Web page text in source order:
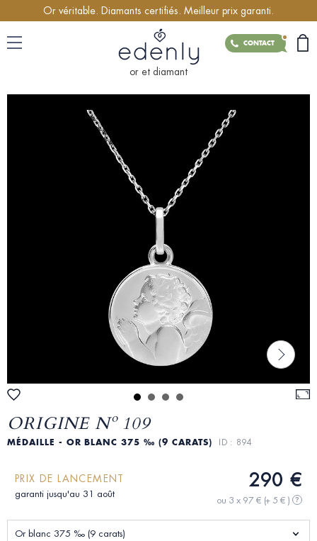
Or véritable. Diamants certifiés. Meilleur prix garanti.
CONTACT
or et diamant
ORIGINE Nº 109
MÉDAILLE - OR BLANC 375 ‰ (9 CARATS) ID : 894
PRIX DE LANCEMENT
garanti jusqu'au 31 août
290 €
ou 3 x 97 € (+ 5 € ) ?
Or blanc 375 ‰ (9 carats)